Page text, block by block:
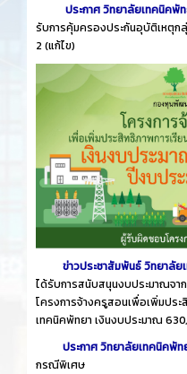
ประกาศ วิทยาลัยเทคนิคพั
รับการคุ้มครองประกันอุบัติเหตุก
2 (แก้ไข)
ข่าวประชาสัมพันธ์ วิทยาลัย
ได้รับการสนับสนุนงบประมาณจ
โครงการจ้างครูสอนเพื่อเพิ่มปร
เทคนิคพัทยา เงินงบประมาณ
ประกาศ วิทยาลัยเทคนิคพัท
กรณีพิเศษ